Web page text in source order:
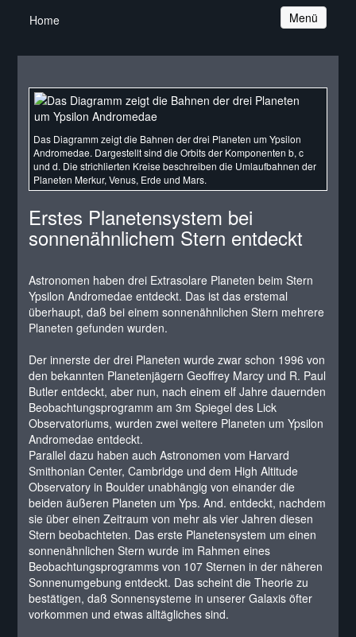
Navigation
Menü
Home
Das Diagramm zeigt die Bahnen der drei Planeten um Ypsilon
Andromedae. Dargestellt sind die Orbits der Komponenten b, c
und d. Die strichlierten Kreise beschreiben die Umlaufbahnen der
Planeten Merkur, Venus, Erde und Mars.
Erstes Planetensystem bei
sonnenähnlichem Stern entdeckt
Astronomen haben drei Extrasolare Planeten beim Stern
Ypsilon Andromedae entdeckt. Das ist das erstemal
überhaupt, daß bei einem sonnenähnlichen Stern mehrere
Planeten gefunden wurden.
Der innerste der drei Planeten wurde zwar schon 1996 von
den bekannten Planetenjägern Geoffrey Marcy und R. Paul
Butler entdeckt, aber nun, nach einem elf Jahre dauernden
Beobachtungsprogramm am 3m Spiegel des Lick
Observatoriums, wurden zwei weitere Planeten um Ypsilon
Andromedae entdeckt.
Parallel dazu haben auch Astronomen vom Harvard
Smithonian Center, Cambridge und dem High Altitude
Observatory in Boulder unabhängig von einander die
beiden äußeren Planeten um Yps. And. entdeckt, nachdem
sie über einen Zeitraum von mehr als vier Jahren diesen
Stern beobachteten. Das erste Planetensystem um einen
sonnenähnlichen Stern wurde im Rahmen eines
Beobachtungsprogramms von 107 Sternen in der näheren
Sonnenumgebung entdeckt. Das scheint die Theorie zu
bestätigen, daß Sonnensysteme in unserer Galaxis öfter
vorkommen und etwas alltägliches sind.